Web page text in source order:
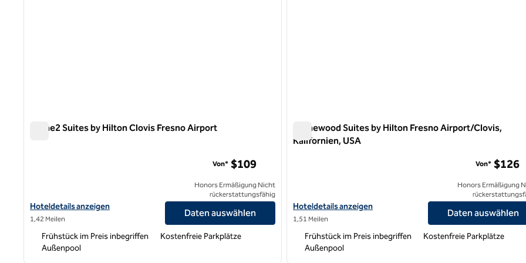
Home2 Suites by Hilton Clovis Fresno Airport
Hoteldetails für Home2 Suites by Hilton Clovis Fresno Airport anzeigen
Hoteldetails anzeigen
1,42 Meilen
Von* $109
Honors Ermäßigung Nicht
rückerstattungsfähig
Daten auswählen
Frühstück im Preis inbegriffen
Kostenfreie Parkplätze
Außenpool
Homewood Suites by Hilton Fresno Airport/Clovis,
Kalifornien, USA
Hoteldetails für Homewood Suites by Hilton Fresno Airport/
Hoteldetails anzeigen
1,51 Meilen
Von* $126
Honors Ermäßigung
Daten auswählen
Frühstück im Preis inbegriffen
Kostenfreie Parkplätze
Außenpool